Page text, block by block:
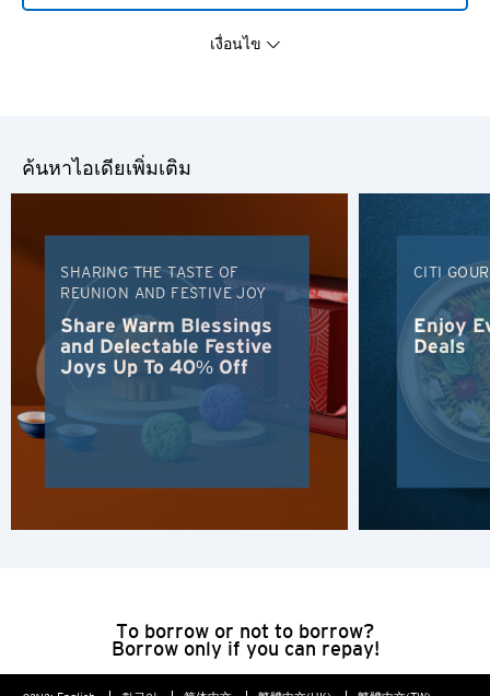
เงื่อนไข
ค้นหาไอเดียเพิ่มเติม
SHARING THE TASTE OF
REUNION AND FESTIVE JOY
Share Warm Blessings
and Delectable Festive
Joys Up To 40% Off
CITI
Enjoy
Deals
To borrow or not to borrow?
Borrow only if you can repay!
สิงคโปร์
เกาะฮ่องกง, Hong Kong
เกาลูน, Hong Kong
N
เกาะฮ่องกง, Hong Kong